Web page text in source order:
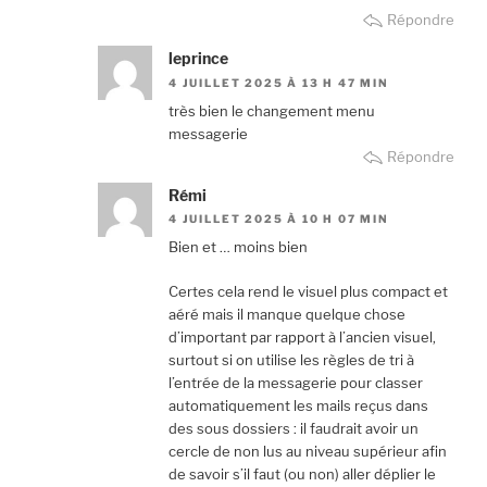
Répondre
leprince
4 JUILLET 2025 À 13 H 47 MIN
très bien le changement menu
messagerie
Répondre
Rémi
4 JUILLET 2025 À 10 H 07 MIN
Bien et … moins bien
Certes cela rend le visuel plus compact et
aéré mais il manque quelque chose
d’important par rapport à l’ancien visuel,
surtout si on utilise les règles de tri à
l’entrée de la messagerie pour classer
automatiquement les mails reçus dans
des sous dossiers : il faudrait avoir un
cercle de non lus au niveau supérieur afin
de savoir s’il faut (ou non) aller déplier le